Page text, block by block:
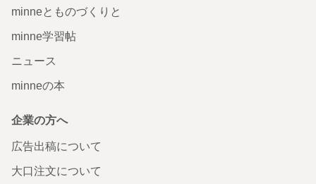
minneとものづくりと
minne学習帖
ニュース
minneの本
企業の方へ
広告出稿について
大口注文について